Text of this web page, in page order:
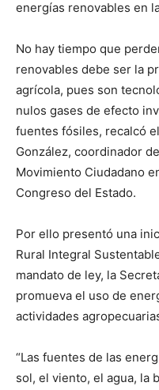
energías renovables en
No hay tiempo que
renovables debe ser la
agrícola, pues son
nulos gases de efecto
fuentes fósiles, recalcó
González, coordinador
Movimiento Ciudadano
Congreso del Estado.
Por ello presentó una
Rural Integral
mandato de ley, la
promueva el uso de
actividades
“Las fuentes de las
sol, el viento, el agua, la